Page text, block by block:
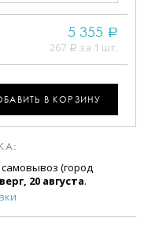
5 355 a
267 a за 1 шт.
В КОРЗИНУ
(город
20 августа.